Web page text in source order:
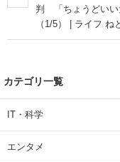
判 「ちょうどいい
（1/5） | ライフ ね
カテゴリ一覧
IT・科学
エンタメ